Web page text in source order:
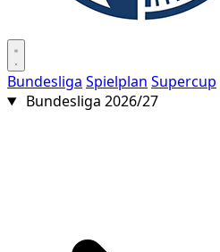
Bundesliga Spielplan Supercup
Bundesliga 2026/27